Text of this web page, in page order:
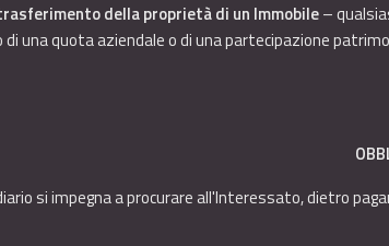
della proprietà di un Immobile–
una quota aziendale o di una partecipazione
si impegna a procurare all'Interessato, dietro